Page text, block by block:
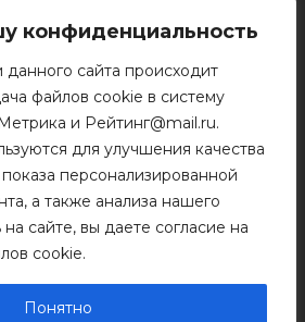
конфиденциальность
сайта происходит
файлов cookie в систему
и Рейтинг@mail.ru.
для улучшения качества
персонализированной
а также анализа нашего
сайте, вы даете согласие на
cookie.
Понятно
Поиск